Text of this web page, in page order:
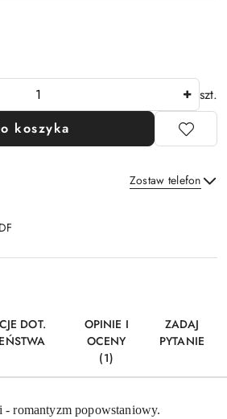
szt.
koszyka
Zostaw telefon
DOT.
OPINIE I
OCENY
(1)
ZADAJ
PYTANIE
- romantyzm popowstaniowy.